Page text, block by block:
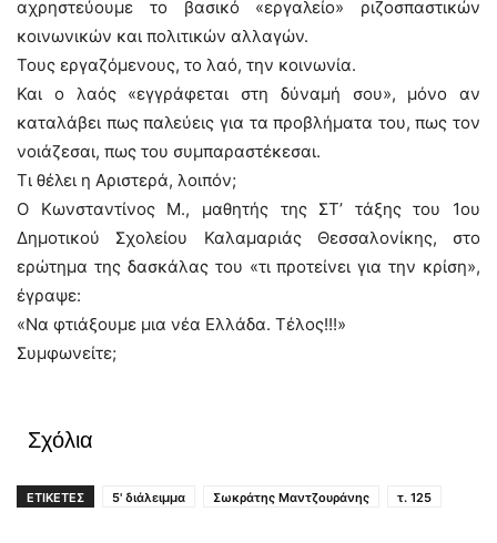
αχρηστεύουμε το βασικό «εργαλείο» ριζοσπαστικών
κοινωνικών και πολιτικών αλλαγών.
Τους εργαζόμενους, το λαό, την κοινωνία.
Και ο λαός «εγγράφεται στη δύναμή σου», μόνο αν
καταλάβει πως παλεύεις για τα προβλήματα του, πως τον
νοιάζεσαι, πως του συμπαραστέκεσαι.
Τι θέλει η Αριστερά, λοιπόν;
Ο Κωνσταντίνος Μ., μαθητής της ΣΤ’ τάξης του 1ου
Δημοτικού Σχολείου Καλαμαριάς Θεσσαλονίκης, στο
ερώτημα της δασκάλας του «τι προτείνει για την κρίση»,
έγραψε:
«Να φτιάξουμε μια νέα Ελλάδα. Τέλος!!!»
Συμφωνείτε;
Σχόλια
ΕΤΙΚΕΤΕΣ 5' διάλειμμα Σωκράτης Μαντζουράνης τ. 125